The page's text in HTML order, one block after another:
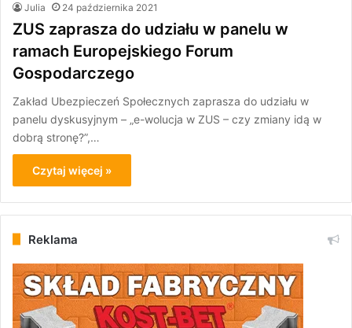
Julia 24 października 2021
ZUS zaprasza do udziału w panelu w
ramach Europejskiego Forum
Gospodarczego
Zakład Ubezpieczeń Społecznych zaprasza do udziału w
panelu dyskusyjnym – „e-wolucja w ZUS – czy zmiany idą w
dobrą stronę?”,…
Czytaj więcej »
Reklama